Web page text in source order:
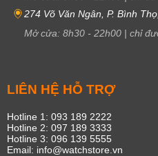
274 Võ Văn Ngân, P. Bình
Mở cửa: 8h30 - 22h00 | chỉ
LIÊN HỆ HỖ TRỢ
Hotline 1: 093 189 2222
Hotline 2: 097 189 3333
Hotline 3: 096 139 5555
Email: info@watchstore.vn